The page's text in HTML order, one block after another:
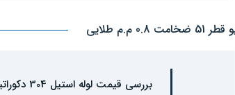
بررسی قیمت لوله استیل 304 دکوراتیو قطر 51 ضخامت 0.8 م.م طلایی